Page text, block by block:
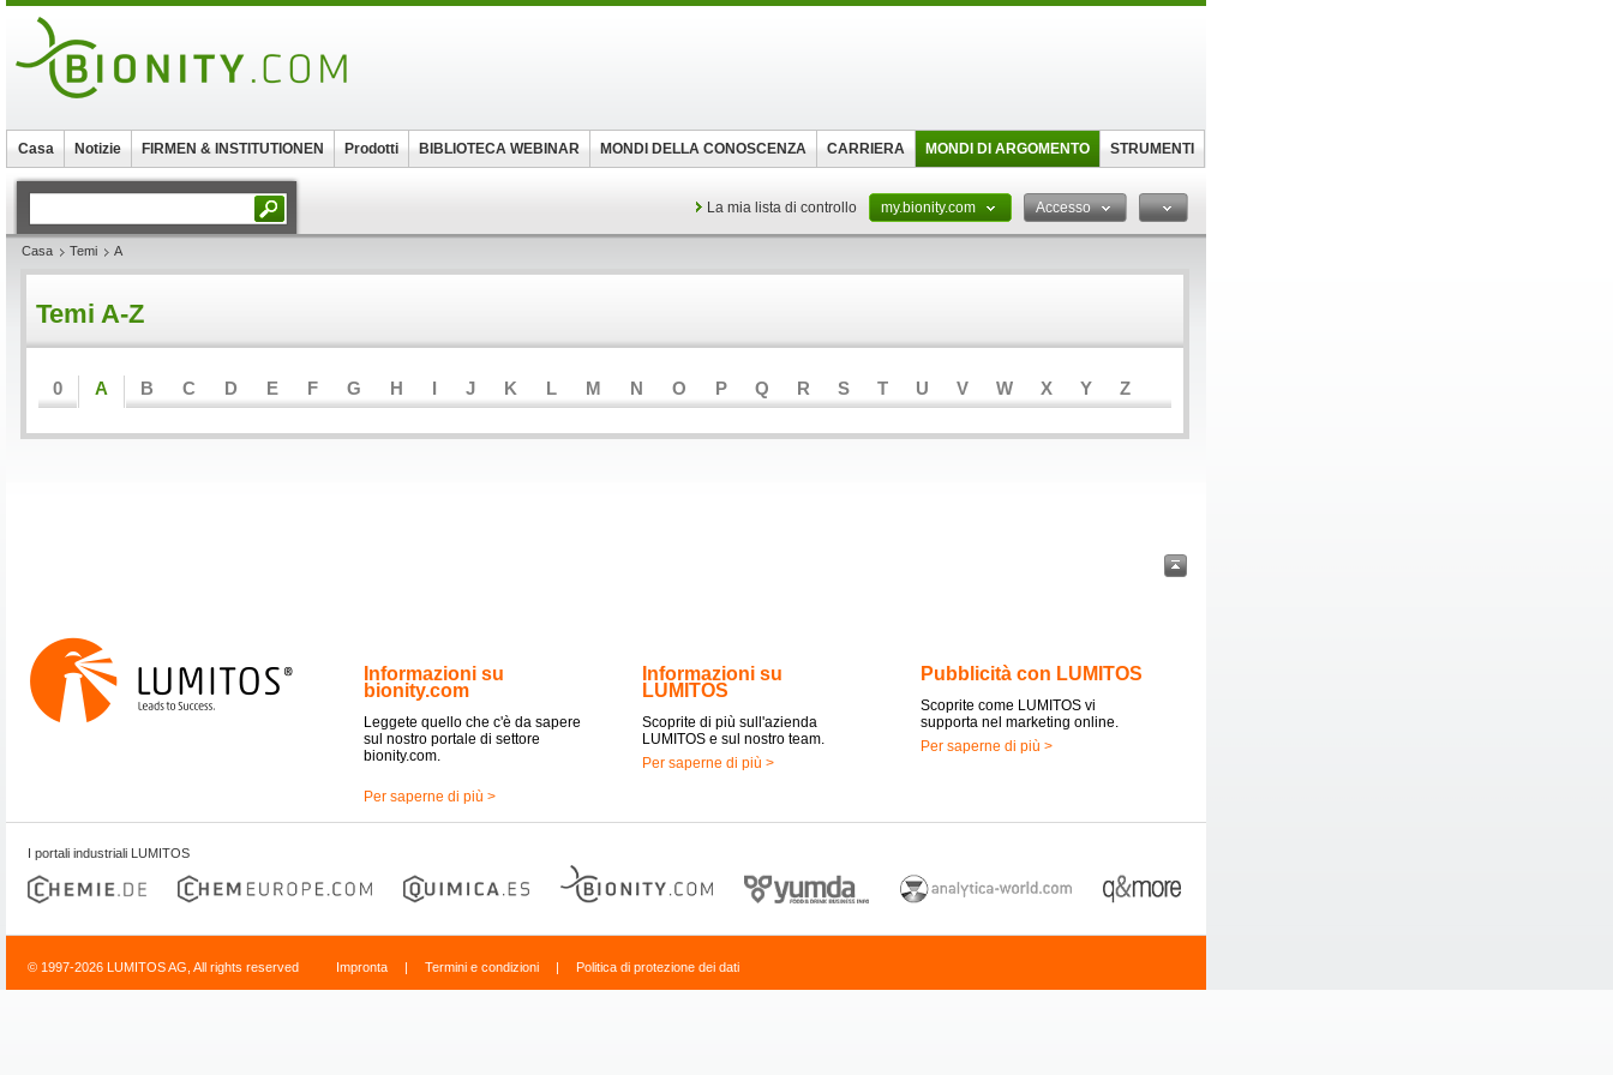
La mia lista di controllo my.bionity.com Accesso
Casa Temi A
Temi A-Z
0 A B C D E F G H I J K L M N O P Q R S T U V W X Y Z
Informazioni su
bionity.com
Leggete quello che c'è da sapere
sul nostro portale di settore
bionity.com.
Per saperne di più >
Informazioni su
LUMITOS
Scoprite di più sull'azienda
LUMITOS e sul nostro team.
Per saperne di più >
Pubblicità con LUMITOS
Scoprite come LUMITOS vi
supporta nel marketing online.
Per saperne di più >
I portali industriali LUMITOS
© 1997-2026 LUMITOS AG, All rights reserved Impronta | Termini e condizioni | Politica di protezione dei dati
Casa Notizie FIRMEN & INSTITUTIONEN Prodotti BIBLIOTECA WEBINAR MONDI DELLA CONOSCENZA CARRIERA MONDI DI ARGOMENTO STRUMENTI